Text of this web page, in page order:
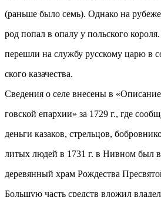
(раньше было семь). Однако на
род попал в опалу у польского
перешли на службу русскому царю в
ского казачества.
Сведения о селе внесены в
говской епархии» за 1729 г., где
деньги казаков, стрельцов,
литых людей в 1731 г. в Нивном был
деревянный храм Рождества
Большую часть средств вложил